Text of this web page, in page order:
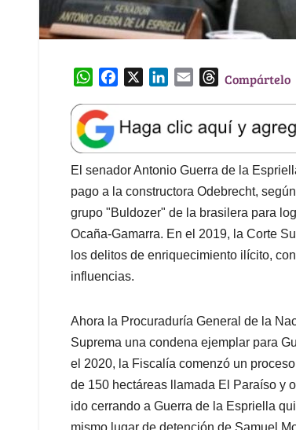
W
a
t
s
A
p
p
e
b
o
o
k
k
e
d
I
n
l
T
e
a
d
s
Compártelo
El senador Antonio Guerra de la
pago a la constructora Odebrecht,
grupo "Buldozer" de la brasilera para
Ocaña-Gamarra. En el 2019, la Corte
los delitos de enriquecimiento ilícito,
influencias.
Ahora la Procuraduría General de la
Suprema una condena ejemplar para
el 2020, la Fiscalía comenzó un
de 150 hectáreas llamada El Paraíso y
ido cerrando a Guerra de la Espriella
mismo lugar de detención de Samuel